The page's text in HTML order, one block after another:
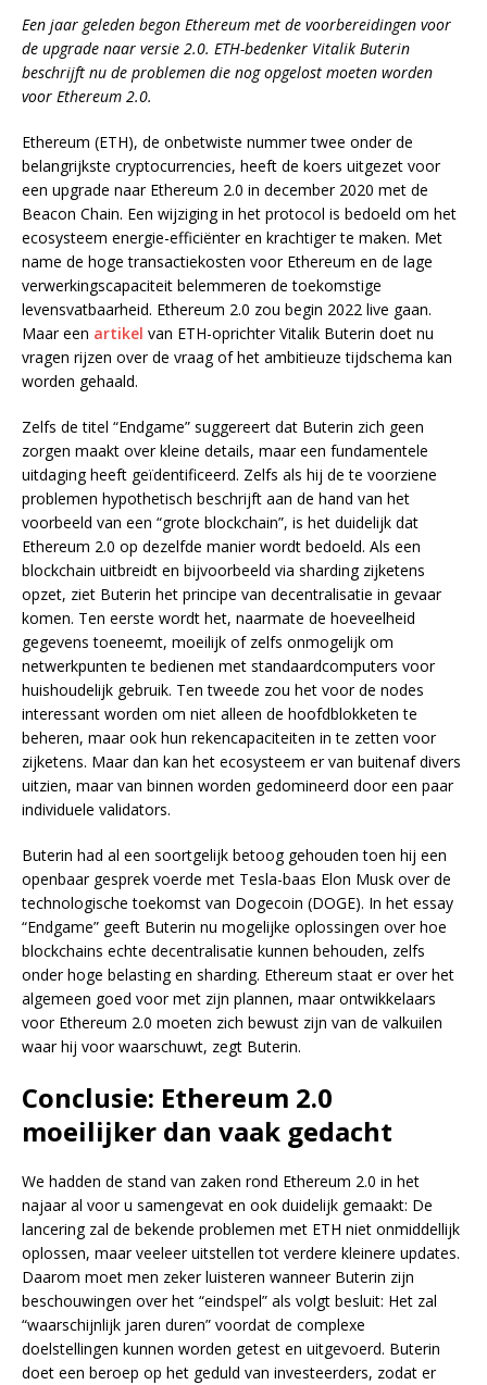
Een jaar geleden begon Ethereum met de voorbereidingen voor
de upgrade naar versie 2.0. ETH-bedenker Vitalik Buterin
beschrijft nu de problemen die nog opgelost moeten worden
voor Ethereum 2.0.
Ethereum (ETH), de onbetwiste nummer twee onder de
belangrijkste cryptocurrencies, heeft de koers uitgezet voor
een upgrade naar Ethereum 2.0 in december 2020 met de
Beacon Chain. Een wijziging in het protocol is bedoeld om het
ecosysteem energie-efficiënter en krachtiger te maken. Met
name de hoge transactiekosten voor Ethereum en de lage
verwerkingscapaciteit belemmeren de toekomstige
levensvatbaarheid. Ethereum 2.0 zou begin 2022 live gaan.
Maar een artikel van ETH-oprichter Vitalik Buterin doet nu
vragen rijzen over de vraag of het ambitieuze tijdschema kan
worden gehaald.
Zelfs de titel “Endgame” suggereert dat Buterin zich geen
zorgen maakt over kleine details, maar een fundamentele
uitdaging heeft geïdentificeerd. Zelfs als hij de te voorziene
problemen hypothetisch beschrijft aan de hand van het
voorbeeld van een “grote blockchain”, is het duidelijk dat
Ethereum 2.0 op dezelfde manier wordt bedoeld. Als een
blockchain uitbreidt en bijvoorbeeld via sharding zijketens
opzet, ziet Buterin het principe van decentralisatie in gevaar
komen. Ten eerste wordt het, naarmate de hoeveelheid
gegevens toeneemt, moeilijk of zelfs onmogelijk om
netwerkpunten te bedienen met standaardcomputers voor
huishoudelijk gebruik. Ten tweede zou het voor de nodes
interessant worden om niet alleen de hoofdblokketen te
beheren, maar ook hun rekencapaciteiten in te zetten voor
zijketens. Maar dan kan het ecosysteem er van buitenaf divers
uitzien, maar van binnen worden gedomineerd door een paar
individuele validators.
Buterin had al een soortgelijk betoog gehouden toen hij een
openbaar gesprek voerde met Tesla-baas Elon Musk over de
technologische toekomst van Dogecoin (DOGE). In het essay
“Endgame” geeft Buterin nu mogelijke oplossingen over hoe
blockchains echte decentralisatie kunnen behouden, zelfs
onder hoge belasting en sharding. Ethereum staat er over het
algemeen goed voor met zijn plannen, maar ontwikkelaars
voor Ethereum 2.0 moeten zich bewust zijn van de valkuilen
waar hij voor waarschuwt, zegt Buterin.
Conclusie: Ethereum 2.0
moeilijker dan vaak gedacht
We hadden de stand van zaken rond Ethereum 2.0 in het
najaar al voor u samengevat en ook duidelijk gemaakt: De
lancering zal de bekende problemen met ETH niet onmiddellijk
oplossen, maar veeleer uitstellen tot verdere kleinere updates.
Daarom moet men zeker luisteren wanneer Buterin zijn
beschouwingen over het “eindspel” als volgt besluit: Het zal
“waarschijnlijk jaren duren” voordat de complexe
doelstellingen kunnen worden getest en uitgevoerd. Buterin
doet een beroep op het geduld van investeerders, zodat er